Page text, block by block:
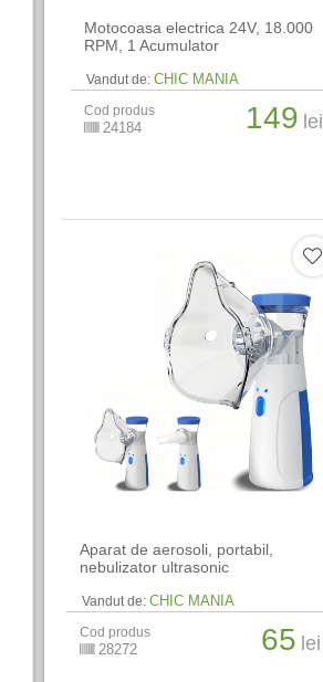
Motocoasa electrica 24V, 18.000
RPM, 1 Acumulator
Vandut de: CHIC MANIA
Cod produs
24184 149 lei
Aparat de aerosoli, portabil,
nebulizator ultrasonic
Vandut de: CHIC MANIA
Cod produs
28272 65 lei